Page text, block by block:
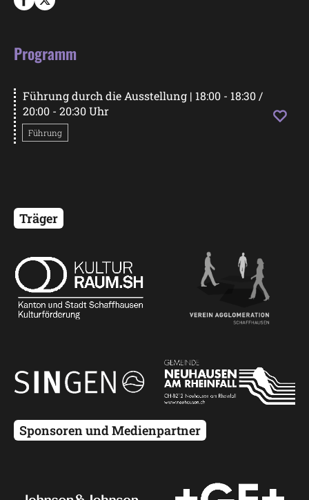
Startseite
Programm
Führung durch die Ausstellung | 18:00 - 18:30 /
20:00 - 20:30 Uhr
Führung
Träger
Sponsoren und Medienpartner